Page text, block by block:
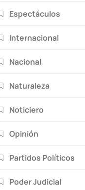
Espectáculos
Internacional
Nacional
Naturaleza
Noticiero
Opinión
Partidos Políticos
Poder Judicial